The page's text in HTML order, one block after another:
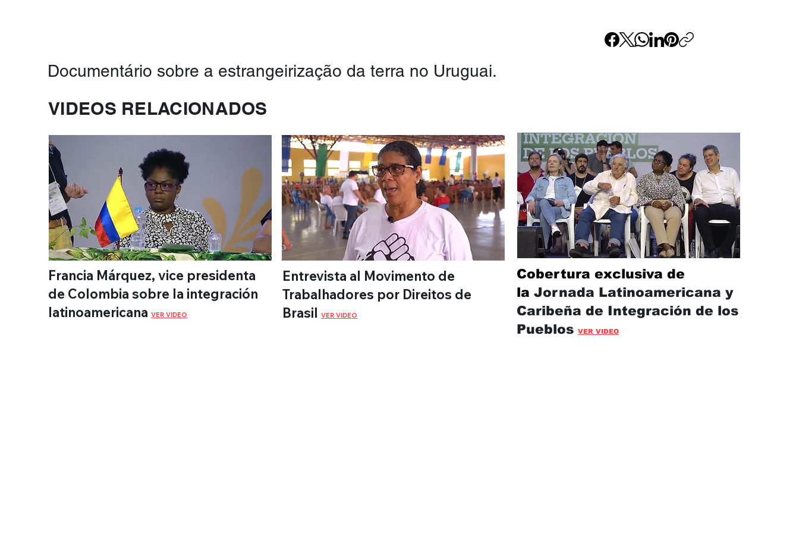
Documentário sobre a estrangeirização da terra no Uruguai.
VIDEOS RELACIONADOS
Cobertura exclusiva de
la Jornada Latinoamericana y
Caribeña de Integración de los
Pueblos VER VIDEO
Francia Márquez, vice presidenta
de Colombia sobre la integración
latinoamericana VER VIDEO
Entrevista al Movimento de
Trabalhadores por Direitos de
Brasil VER VIDEO